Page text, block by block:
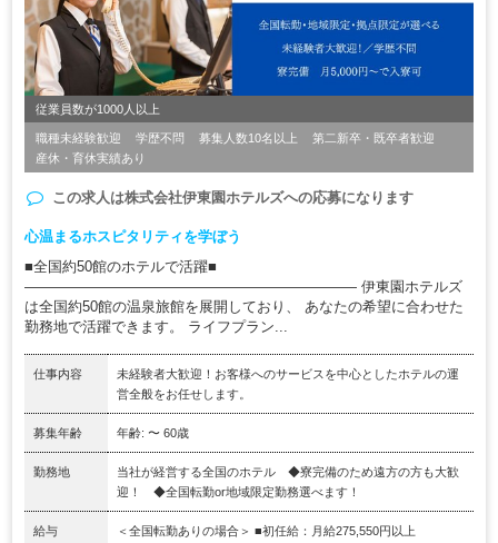
従業員数が1000人以上
職種未経験歓迎 学歴不問 募集人数10名以上
第二新卒・既卒者歓迎
産休・育休実績あり
この求人は株式会社伊東園ホテルズへの応募になります
心温まるホスピタリティを学ぼう
■全国約50館のホテルで活躍■
――――――――――――――――――――――― 伊東園ホテルズ
は全国約50館の温泉旅館を展開しており、 あなたの希望に合わせた
勤務地で活躍できます。 ライフプラン...
仕事内容
未経験者大歓迎！お客様へのサービスを中心としたホテルの運
営全般をお任せします。
募集年齢 年齢: 〜 60歳
勤務地
当社が経営する全国のホテル ◆寮完備のため遠方の方も大歓
迎！ ◆全国転勤or地域限定勤務選べます！
給与
＜全国転勤ありの場合＞ ■初任給：月給275,550円以上